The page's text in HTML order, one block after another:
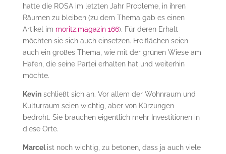
hatte die ROSA im letzten Jahr Probleme, in ihren
Räumen zu bleiben (zu dem Thema gab es einen
Artikel im moritz.magazin 166). Für deren Erhalt
möchten sie sich auch einsetzen. Freiflächen seien
auch ein großes Thema, wie mit der grünen Wiese am
Hafen, die seine Partei erhalten hat und weiterhin
möchte.
Kevinschließt sich an. Vor allem der Wohnraum und
Kulturraum seien wichtig, aber von Kürzungen
bedroht. Sie brauchen eigentlich mehr Investitionen in
diese Orte.
Marcelist noch wichtig, zu betonen, dass ja auch viele